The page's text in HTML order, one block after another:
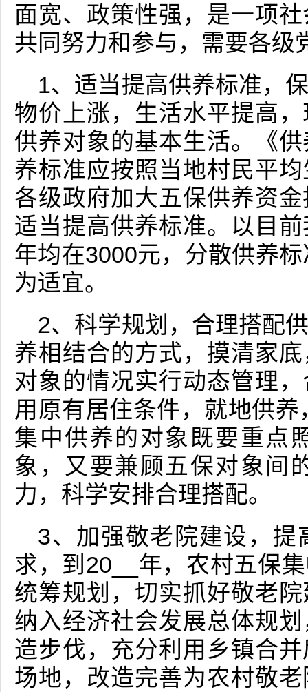
面宽、政策性强，是一项
共同努力和参与，需要各级
1、适当提高供养标准，
物价上涨，生活水平提高
供养对象的基本生活。《
养标准应按照当地村民平
各级政府加大五保供养资
适当提高供养标准。以目
年均在3000元，分散供养
为适宜。
2、科学规划，合理搭配
养相结合的方式，摸清家
对象的情况实行动态管理
用原有居住条件，就地供
集中供养的对象既要重点
象，又要兼顾五保对象间
力，科学安排合理搭配。
3、加强敬老院建设，提
求，到20__年，农村五保
统筹规划，切实抓好敬老
纳入经济社会发展总体规
造步伐，充分利用乡镇合
场地，改造完善为农村敬